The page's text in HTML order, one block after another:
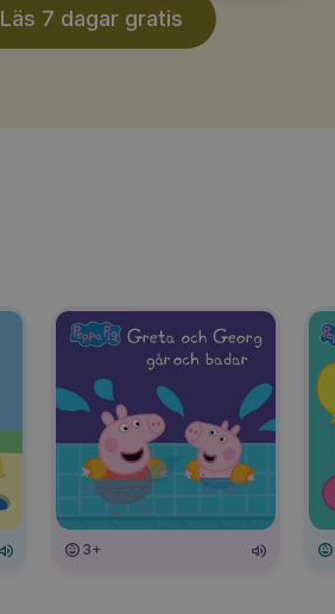
Läs 7 dagar gratis
3+